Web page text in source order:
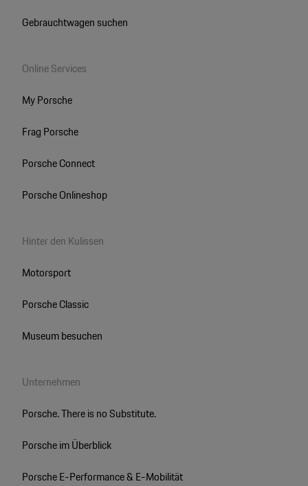
Gebrauchtwagen suchen
Online Services
My Porsche
Frag Porsche
Porsche Connect
Porsche Onlineshop
Hinter den Kulissen
Motorsport
Porsche Classic
Museum besuchen
Unternehmen
Porsche. There is no Substitute.
Porsche im Überblick
Porsche E-Performance & E-Mobilität